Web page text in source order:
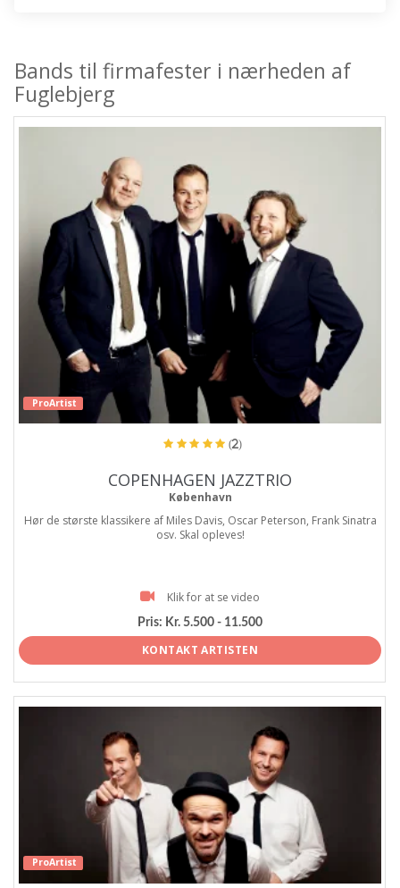
Bands til firmafester i nærheden af
Fuglebjerg
ProArtist
(2)
COPENHAGEN JAZZTRIO
København
Hør de største klassikere af Miles Davis, Oscar Peterson, Frank Sinatra
osv. Skal opleves!
Klik for at se video
Pris: Kr. 5.500 - 11.500
KONTAKT ARTISTEN
ProArtist